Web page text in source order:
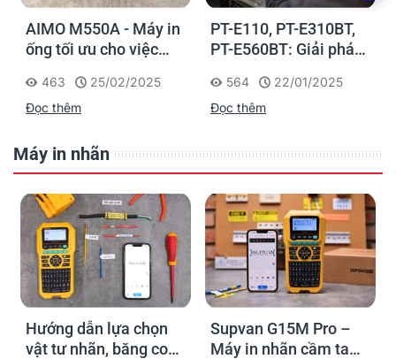
AIMO M550A - Máy in
ống tối ưu cho việc
nhận diện cáp điện,
cáp mạng
463
25/02/2025
Đọc thêm
PT-E110, PT-E310BT,
PT-E560BT: Giải pháp
nghiệp của Brother
564
22/01/2025
Đọc thêm
Máy in nhãn
Hướng dẫn lựa chọn
vật tư nhãn, băng co
Supvan G15M Pro –
Máy in nhãn cầm tay